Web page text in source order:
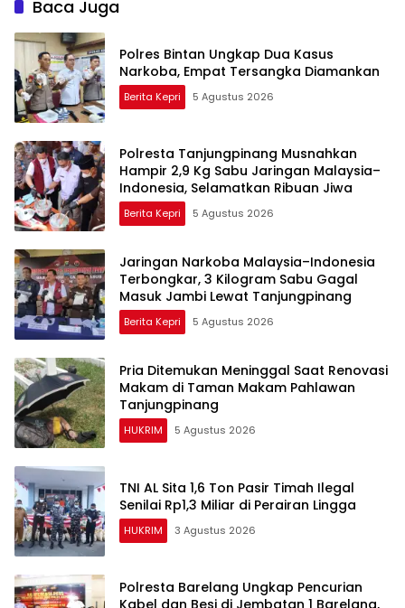
Baca Juga
Polres Bintan Ungkap Dua Kasus
Narkoba, Empat Tersangka Diamankan
Berita Kepri 5 Agustus 2026
Polresta Tanjungpinang Musnahkan
Hampir 2,9 Kg Sabu Jaringan Malaysia–
Indonesia, Selamatkan Ribuan Jiwa
Berita Kepri 5 Agustus 2026
Jaringan Narkoba Malaysia–Indonesia
Terbongkar, 3 Kilogram Sabu Gagal
Masuk Jambi Lewat Tanjungpinang
Berita Kepri 5 Agustus 2026
Pria Ditemukan Meninggal Saat Renovasi
Makam di Taman Makam Pahlawan
Tanjungpinang
HUKRIM 5 Agustus 2026
TNI AL Sita 1,6 Ton Pasir Timah Ilegal
Senilai Rp1,3 Miliar di Perairan Lingga
HUKRIM 3 Agustus 2026
Polresta Barelang Ungkap Pencurian